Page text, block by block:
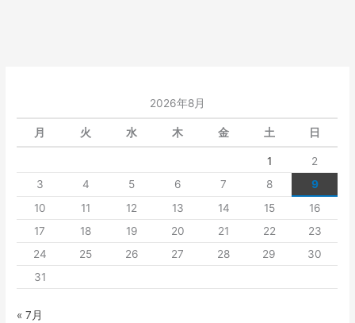
2026年8月
月 火 水 木 金 土 日
1
2
3
4 5 6 7 8
9
10
11 12 13 14 15
16
17
18 19 20 21 22
23
24
25 26 27 28 29
30
31
« 7月